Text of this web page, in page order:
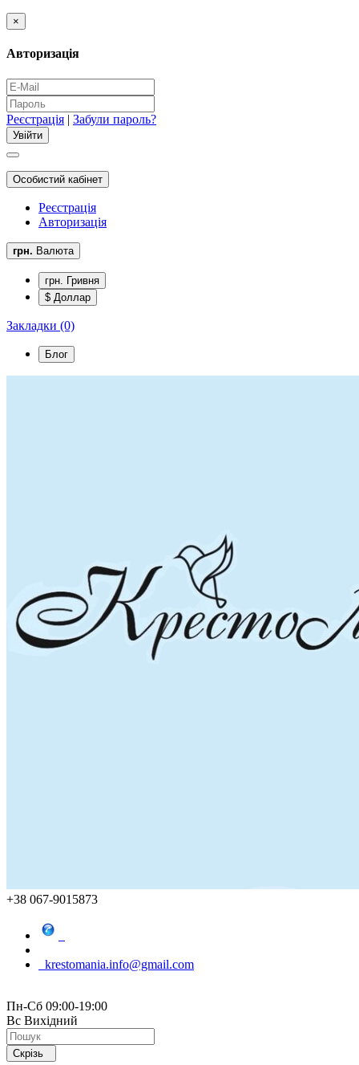
×
Авторизація
Реєстрація | Забули пароль?
Особистий кабінет
Реєстрація
Авторизація
грн. Валюта
грн. Гривня
$ Доллар
Закладки (0)
Блог
+38 067-9015873
krestomania.info@gmail.com
Пн-Сб 09:00-19:00
Вс Вихідний
Скрізь